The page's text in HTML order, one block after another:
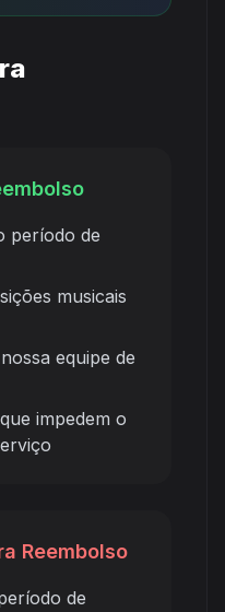
período de
musicais
equipe de
impedem o
Reembolso
de